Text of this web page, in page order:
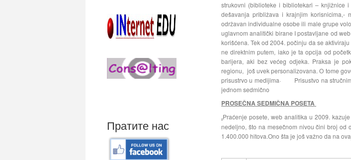
Пратите нас
strukovni (biblioteke i bibliotekari – knjižnice
dešavanja približava i krajnjim korisnicima,-
održavan individualne osobe ili male grupe
uglavnom analitički birane I postavljane od
korišćena. Tek od 2004. počinju da se
ne direktnim putem, iako je ta opcija od
barijera, aki bez većeg odjeka. Praksa je
regionu, još uvek personalizovana. O tome
prisustrvo u medijima· Prisustvo na
jednom sedmično
PROSEČNA SEDMIČNA POSETA
.Praćenje posete, web analitika u 2009.
nedeljno, što na mesečnom nivou čini broj
1.400.000 hitova.Ono šta je još važno da na